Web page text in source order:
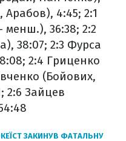
4:45; 2:1
36:38; 2:2
38:07; 2:3 Фурса
2:4 Гриценко
(Бойових,
2:6 Зайцев
ЗАКИНУВ ФАТАЛЬНУ